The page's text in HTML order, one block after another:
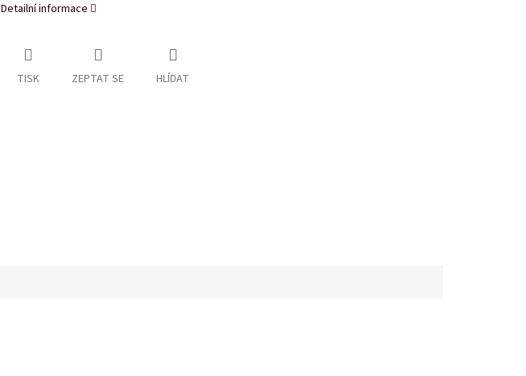
Detailní informace
TISK ZEPTAT SE HLÍDAT